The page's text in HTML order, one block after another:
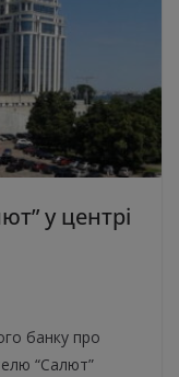
у центрі
банку про
“Салют”